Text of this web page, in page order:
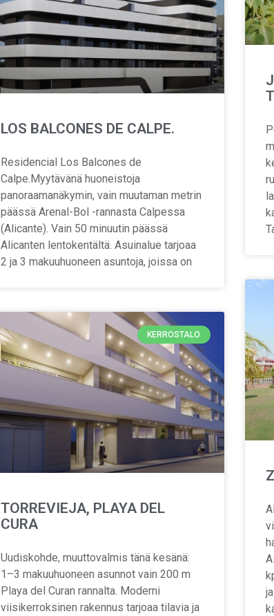
LOS BALCONES DE CALPE.
Residencial Los Balcones de
Calpe.Myytävänä huoneistoja
panoraamanäkymin, vain muutaman metrin
päässä Arenal-Bol -rannasta Calpessa
(Alicante). Vain 50 minuutin päässä
Alicanten lentokentältä. Asuinalue tarjoaa
2 ja 3 makuuhuoneen asuntoja, joissa on
KERROSTALO
TORREVIEJA, PLAYA DEL
CURA
Uudiskohde, muuttovalmis tänä kesänä:
1–3 makuuhuoneen asunnot vain 200 m
Playa del Curan rannalta. Moderni
viisikerroksinen rakennus tarjoaa tilavia ja